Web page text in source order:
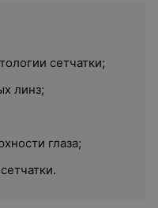
сетчатки;
линз;
глаза;